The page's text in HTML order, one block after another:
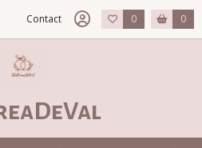
Contact 0 0